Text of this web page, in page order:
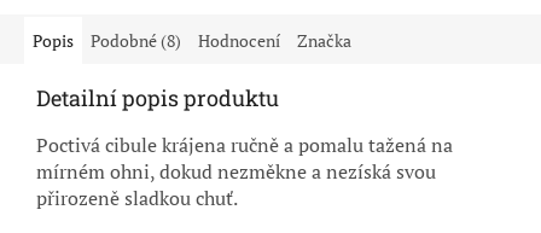
Popis Podobné (8) Hodnocení Značka
Detailní popis produktu
Poctivá cibule krájena ručně a pomalu tažená na
mírném ohni, dokud nezměkne a nezíská svou
přirozeně sladkou chuť.